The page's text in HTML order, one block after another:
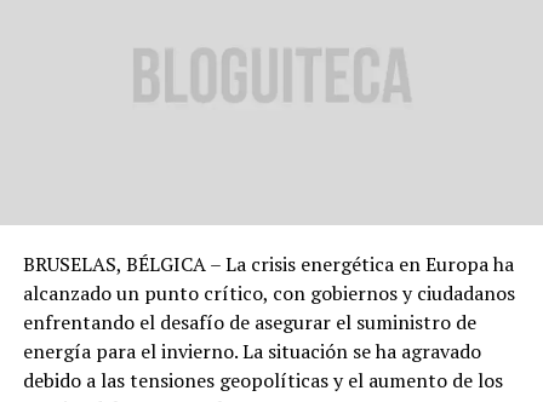
BRUSELAS, BÉLGICA – La crisis energética en Europa ha
alcanzado un punto crítico, con gobiernos y ciudadanos
enfrentando el desafío de asegurar el suministro de
energía para el invierno. La situación se ha agravado
debido a las tensiones geopolíticas y el aumento de los